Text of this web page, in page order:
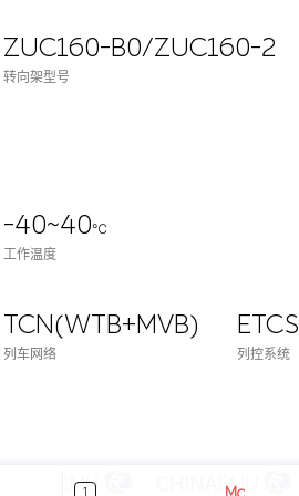
ZUC160-B0/ZUC160-2
转向架型号
-40~40℃
工作温度
TCN(WTB+MVB)
列车网络
ETCS
列控系统
1